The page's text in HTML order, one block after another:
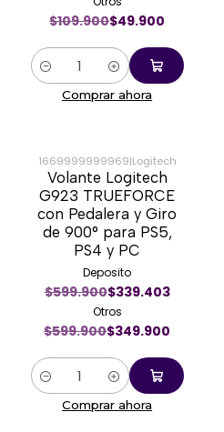
$109.900$49.900
Cantidad
Comprar ahora
-42%
1669999999969|Logitech
Volante Logitech
G923 TRUEFORCE
con Pedalera y Giro
de 900° para PS5,
PS4 y PC
Deposito
$599.900$339.403
Otros
$599.900$349.900
Cantidad
Comprar ahora